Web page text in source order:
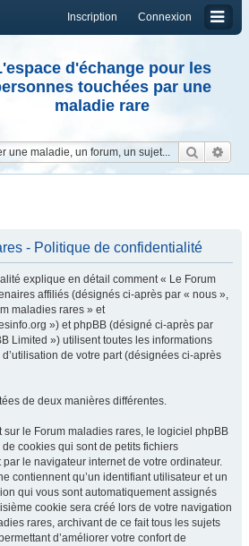
Connexion
Inscription
d'échange pour les
touchées par une
maladie rare
- Politique de confidentialité
explique en détail comment « Le Forum
affiliés (désignés ci-après par « nous »,
maladies rares » et
») et phpBB (désigné ci-après par
Limited ») utilisent toutes les informations
de votre part (désignées ci-après
de deux manières différentes.
sur le Forum maladies rares, le logiciel phpBB
cookies qui sont de petits fichiers
le navigateur internet de votre ordinateur.
contiennent qu’un identifiant utilisateur et un
qui vous sont automatiquement assignés
cookie sera créé lors de votre navigation
rares, archivant de ce fait tous les sujets
d’améliorer votre confort de